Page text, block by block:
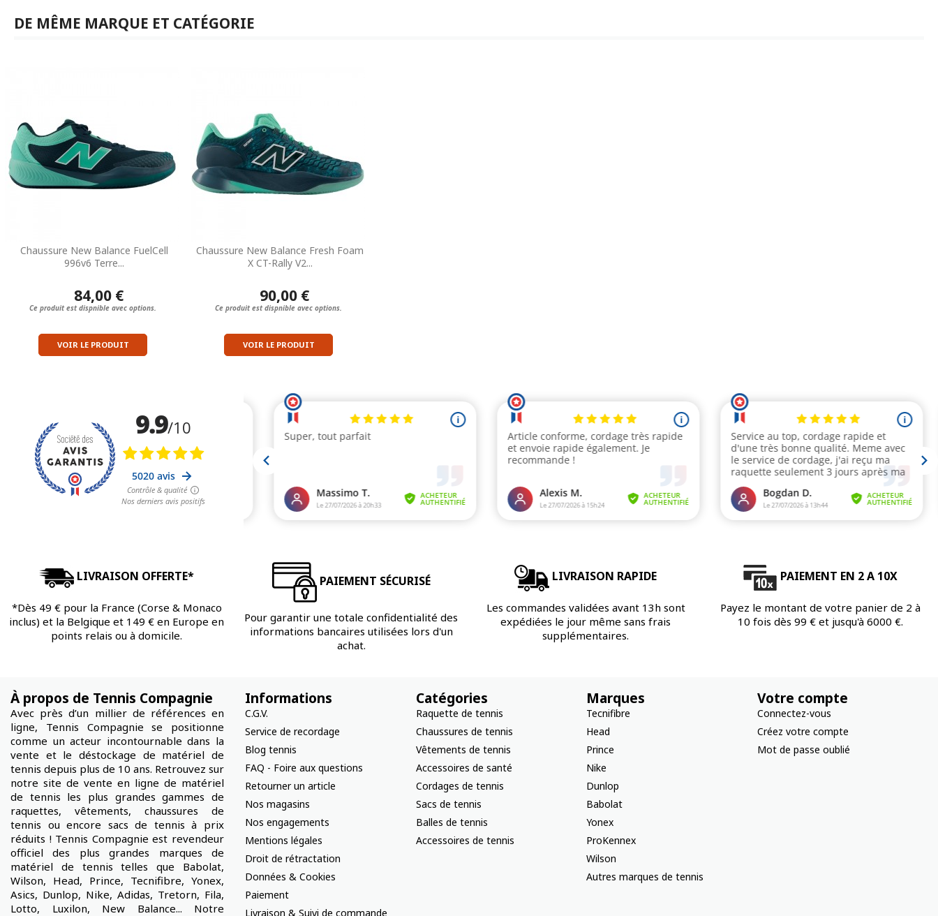
DE MÊME MARQUE ET CATÉGORIE
Chaussure New Balance FuelCell
996v6 Terre...
84,00 €
Ce produit est dispnible avec options.
VOIR LE PRODUIT
Chaussure New Balance Fresh Foam
X CT-Rally V2...
90,00 €
Ce produit est dispnible avec options.
VOIR LE PRODUIT
LIVRAISON OFFERTE*
*Dès 49 € pour la France (Corse & Monaco
inclus) et la Belgique et 149 € en Europe en
points relais ou à domicile.
PAIEMENT SÉCURISÉ
Pour garantir une totale confidentialité des
informations bancaires utilisées lors d'un
achat.
LIVRAISON RAPIDE
Les commandes validées avant 13h sont
expédiées le jour même sans frais
supplémentaires.
PAIEMENT EN 2 A 10X
Payez le montant de votre panier de 2 à
10 fois dès 99 € et jusqu'à 6000 €.
À propos de Tennis Compagnie
Avec près d’un millier de références en
ligne, Tennis Compagnie se positionne
comme un acteur incontournable dans la
vente et le déstockage de matériel de
tennis depuis plus de 10 ans. Retrouvez sur
notre site de vente en ligne de matériel
de tennis les plus grandes gammes de
raquettes, vêtements, chaussures de
tennis ou encore sacs de tennis à prix
réduits ! Tennis Compagnie est revendeur
officiel des plus grandes marques de
matériel de tennis telles que Babolat,
Wilson, Head, Prince, Tecnifibre, Yonex,
Asics, Dunlop, Nike, Adidas, Tretorn, Fila,
Lotto, Luxilon, New Balance... Notre
Informations
C.G.V.
Service de recordage
Blog tennis
FAQ - Foire aux questions
Retourner un article
Nos magasins
Nos engagements
Mentions légales
Droit de rétractation
Données & Cookies
Paiement
Livraison & Suivi de commande
Catégories
Raquette de tennis
Chaussures de tennis
Vêtements de tennis
Accessoires de santé
Cordages de tennis
Sacs de tennis
Balles de tennis
Accessoires de tennis
Marques
Tecnifibre
Head
Prince
Nike
Dunlop
Babolat
Yonex
ProKennex
Wilson
Autres marques de tennis
Votre compte
Connectez-vous
Créez votre compte
Mot de passe oublié